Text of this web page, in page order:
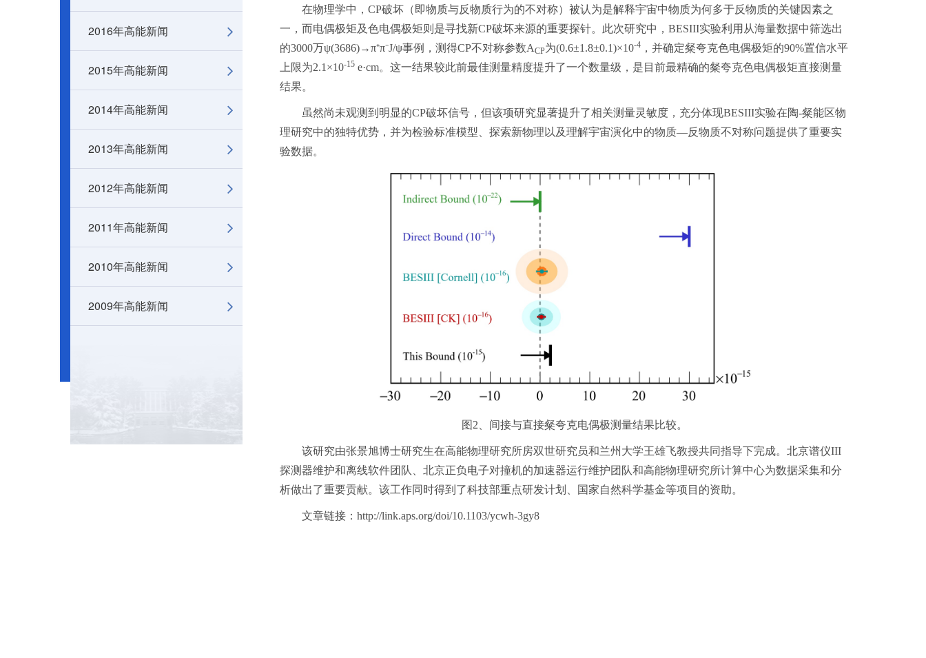
2016年高能新闻
2015年高能新闻
2014年高能新闻
2013年高能新闻
2012年高能新闻
2011年高能新闻
2010年高能新闻
2009年高能新闻
在物理学中，CP破坏（即物质与反物质行为的不对称）被认为是解释宇宙中物质为何多于反物质的关键因素之
一，而电偶极矩及色电偶极矩则是寻找新CP破坏来源的重要探针。此次研究中，BESIII实验利用从海量数据中筛选出
的3000万ψ(3686)→π⁺π⁻J/ψ事例，测得CP不对称参数ACP为(0.6±1.8±0.1)×10-4，并确定粲夸克色电偶极矩的90%置信水平
上限为2.1×10-15e·cm。这一结果较此前最佳测量精度提升了一个数量级，是目前最精确的粲夸克色电偶极矩直接测量
结果。
虽然尚未观测到明显的CP破坏信号，但该项研究显著提升了相关测量灵敏度，充分体现BESIII实验在陶-粲能区物
理研究中的独特优势，并为检验标准模型、探索新物理以及理解宇宙演化中的物质—反物质不对称问题提供了重要实
验数据。
图2、间接与直接粲夸克电偶极测量结果比较。
该研究由张景旭博士研究生在高能物理研究所房双世研究员和兰州大学王雄飞教授共同指导下完成。北京谱仪III
探测器维护和离线软件团队、北京正负电子对撞机的加速器运行维护团队和高能物理研究所计算中心为数据采集和分
析做出了重要贡献。该工作同时得到了科技部重点研发计划、国家自然科学基金等项目的资助。
文章链接：http://link.aps.org/doi/10.1103/ycwh-3gy8